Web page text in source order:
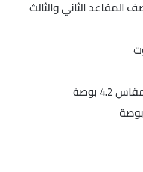
المقاعد الثاني والثالث
بوصة